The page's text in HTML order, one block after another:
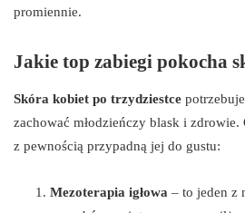
promiennie.
Jakie top zabiegi pokocha
Skóra kobiet po trzydziestce
zachować młodzieńczy blask i
z pewnością przypadną jej do gustu:
Mezoterapia igłowa – to jeden z